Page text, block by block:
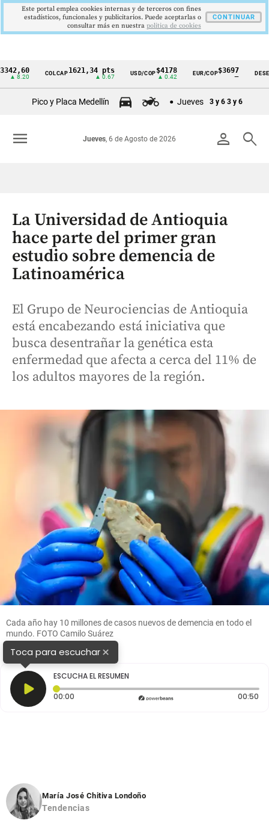
Cintillo
Colombia
COLCAP1621,34 pts USD/COP$4178
▲ 0.42
EUR/COP$3697
—
Pico y Placa Medellín Jueves 3 y 6 3 y 6
person search
Jueves, 6 de Agosto de 2026
menu
La Universidad de Antioquia
hace parte del primer gran
estudio sobre demencia de
Latinoamérica
El Grupo de Neurociencias de Antioquia
está encabezando está iniciativa que
busca desentrañar la genética esta
enfermedad que afecta a cerca del 11% de
los adultos mayores de la región.
Cada año hay 10 millones de casos nuevos de demencia en todo el
mundo. FOTO Camilo Suárez
Toca para escuchar×
ESCUCHA EL RESUMEN
00:00 Tiempo transcurrido: 0 segundos 00:50
María José Chitiva Londoño
Tendencias
Este portal emplea cookies internas y de terceros con fines
estadísticos, funcionales y publicitarios. Puede aceptarlas o
consultar más en nuestra politica de cookies
CONTINUAR